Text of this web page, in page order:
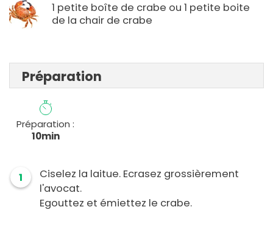
1 petite boîte de crabe ou 1 petite boite
de la chair de crabe
Préparation
Préparation :
10min
1
Ciselez la laitue. Ecrasez grossièrement
l'avocat.
Egouttez et émiettez le crabe.